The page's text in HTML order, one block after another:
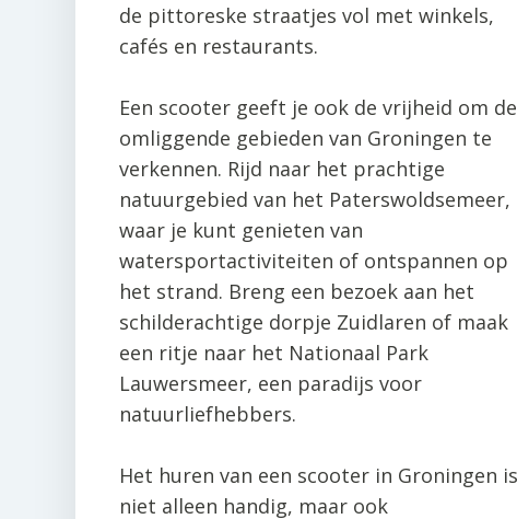
de pittoreske straatjes vol met winkels,
cafés en restaurants.
Een scooter geeft je ook de vrijheid om de
omliggende gebieden van Groningen te
verkennen. Rijd naar het prachtige
natuurgebied van het Paterswoldsemeer,
waar je kunt genieten van
watersportactiviteiten of ontspannen op
het strand. Breng een bezoek aan het
schilderachtige dorpje Zuidlaren of maak
een ritje naar het Nationaal Park
Lauwersmeer, een paradijs voor
natuurliefhebbers.
Het huren van een scooter in Groningen is
niet alleen handig, maar ook